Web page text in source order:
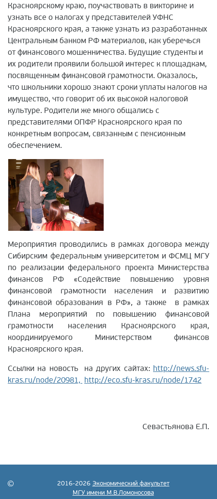
Красноярскому краю, поучаствовать в викторине и
узнать все о налогах у представителей УФНС
Красноярского края, а также узнать из разработанных
Центральным банком РФ материалов, как уберечься
от финансового мошенничества. Будущие студенты и
их родители проявили большой интерес к площадкам,
посвященным финансовой грамотности. Оказалось,
что школьники хорошо знают сроки уплаты налогов на
имущество, что говорит об их высокой налоговой
культуре. Родители же много общались с
представителями ОПФР Красноярского края по
конкретным вопросам, связанным с пенсионным
обеспечением.
Мероприятия проводились в рамках договора между
Сибирским федеральным университетом и ФСМЦ МГУ
по реализации федерального проекта Министерства
финансов РФ «Содействие повышению уровня
финансовой грамотности населения и развитию
финансовой образования в РФ», а также в рамках
Плана мероприятий по повышению финансовой
грамотности населения Красноярского края,
координируемого Министерством финансов
Красноярского края.
Ссылки на новость на других сайтах: http://news.sfu-
kras.ru/node/20981, http://eco.sfu-kras.ru/node/1742
Севастьянова Е.П.
2016-2026 Экономический факультет
МГУ имени М.В.Ломоносова